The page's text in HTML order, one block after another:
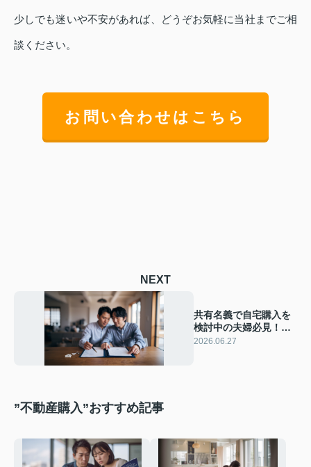
少しでも迷いや不安があれば、どうぞお気軽に当社までご相
談ください。
お問い合わせはこちら
NEXT
共有名義で自宅購入を
検討中の夫婦必見！夫
婦のメリットとデメリ
2026.06.27
”不動産購入”おすすめ記事